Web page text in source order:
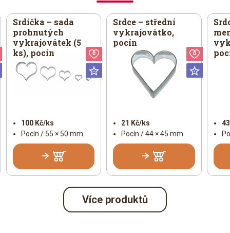
Valentýn
Universální
Srdíčka – sada
prohnutých
vykrajovátek (5
ks), pocín
100 Kč/ks
Pocín / 55 × 50 mm
Srdce – střední
vykrajovátko,
pocín
21 Kč/ks
Pocín / 44 × 45 mm
Valentýn
Universální
Více produktů